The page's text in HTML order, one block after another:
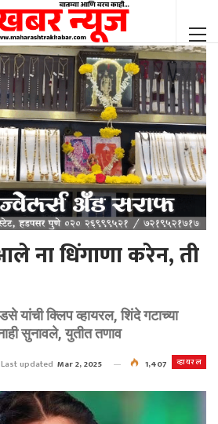
ना धिंगाणा करेन, ती
यांची क्लिप व्हायरल, शिंदे गटाच्या
सुनावले, युतीत तणाव
व्हायरल
Last updated Mar 2, 2025 1,407